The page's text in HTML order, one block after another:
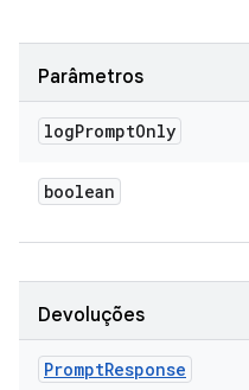
Parâmetros
logPromptOnly
boolean
Devoluções
PromptResponse